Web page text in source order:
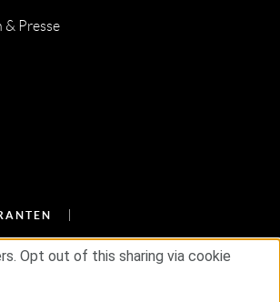
& Presse
Opt out of this sharing via cookie